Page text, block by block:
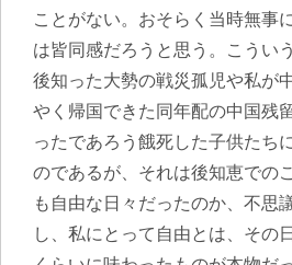
ことがない。おそらく当時無事
は皆同感だろうと思う。こうい
後知った大勢の戦災孤児や私が
やく帰国できた同年配の中国残
ったであろう餓死した子供たち
のであるが、それは後知恵での
も自由な日々だったのか、不思
し、私にとって自由とは、その